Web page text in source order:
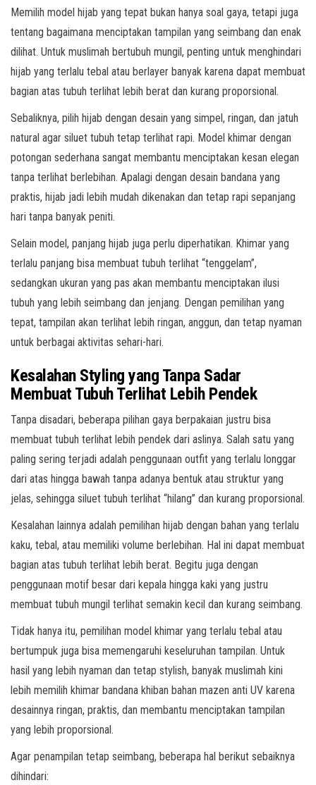
Memilih model hijab yang tepat bukan hanya soal gaya, tetapi juga
tentang bagaimana menciptakan tampilan yang seimbang dan enak
dilihat. Untuk muslimah bertubuh mungil, penting untuk menghindari
hijab yang terlalu tebal atau berlayer banyak karena dapat membuat
bagian atas tubuh terlihat lebih berat dan kurang proporsional.
Sebaliknya, pilih hijab dengan desain yang simpel, ringan, dan jatuh
natural agar siluet tubuh tetap terlihat rapi. Model khimar dengan
potongan sederhana sangat membantu menciptakan kesan elegan
tanpa terlihat berlebihan. Apalagi dengan desain bandana yang
praktis, hijab jadi lebih mudah dikenakan dan tetap rapi sepanjang
hari tanpa banyak peniti.
Selain model, panjang hijab juga perlu diperhatikan. Khimar yang
terlalu panjang bisa membuat tubuh terlihat “tenggelam”,
sedangkan ukuran yang pas akan membantu menciptakan ilusi
tubuh yang lebih seimbang dan jenjang. Dengan pemilihan yang
tepat, tampilan akan terlihat lebih ringan, anggun, dan tetap nyaman
untuk berbagai aktivitas sehari-hari.
Kesalahan Styling yang Tanpa Sadar
Membuat Tubuh Terlihat Lebih Pendek
Tanpa disadari, beberapa pilihan gaya berpakaian justru bisa
membuat tubuh terlihat lebih pendek dari aslinya. Salah satu yang
paling sering terjadi adalah penggunaan outfit yang terlalu longgar
dari atas hingga bawah tanpa adanya bentuk atau struktur yang
jelas, sehingga siluet tubuh terlihat “hilang” dan kurang proporsional.
Kesalahan lainnya adalah pemilihan hijab dengan bahan yang terlalu
kaku, tebal, atau memiliki volume berlebihan. Hal ini dapat membuat
bagian atas tubuh terlihat lebih berat. Begitu juga dengan
penggunaan motif besar dari kepala hingga kaki yang justru
membuat tubuh mungil terlihat semakin kecil dan kurang seimbang.
Tidak hanya itu, pemilihan model khimar yang terlalu tebal atau
bertumpuk juga bisa memengaruhi keseluruhan tampilan. Untuk
hasil yang lebih nyaman dan tetap stylish, banyak muslimah kini
lebih memilih khimar bandana khiban bahan mazen anti UV karena
desainnya ringan, praktis, dan membantu menciptakan tampilan
yang lebih proporsional.
Agar penampilan tetap seimbang, beberapa hal berikut sebaiknya
dihindari: